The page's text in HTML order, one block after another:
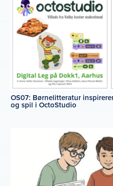
OS07: Børnelitteratur
og spil i OctoStudio